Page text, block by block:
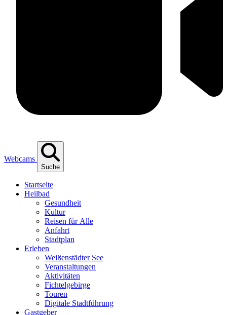
Webcams
Suche
Start­sei­te
Heil­bad
Gesund­heit
Kul­tur
Rei­sen für Alle
Anfahrt
Stadt­plan
Erle­ben
Wei­ßen­städ­ter See
Ver­an­stal­tun­gen
Akti­vi­tä­ten
Fich­tel­ge­bir­ge
Tou­ren
Digi­ta­le Stadtführung
Gast­ge­ber